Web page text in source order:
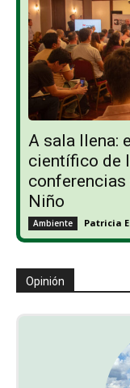
A sala llena:
científico de
conferencias
Niño
Ambiente Patricia
Opinión